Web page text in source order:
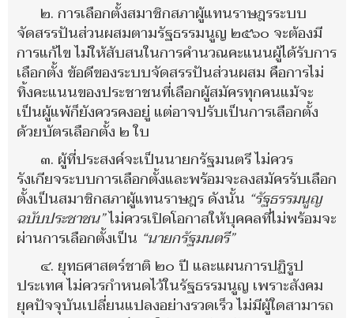
๒. การเลือกตั้งสมาชิกสภาผู้แทนราษฎรระบบ
จัดสรรปันส่วนผสมตามรัฐธรรมนูญ ๒๕๖๐ จะต้องมี
การแก้ไข ไม่ให้สับสนในการคำนวณคะแนนผู้ได้รับการ
เลือกตั้ง ข้อดีของระบบจัดสรรปันส่วนผสม คือการไม่
ทิ้งคะแนนของประชาชนที่เลือกผู้สมัครทุกคนแม้จะ
เป็นผู้แพ้ก็ยังควรคงอยู่ แต่อาจปรับเป็นการเลือกตั้ง
ด้วยบัตรเลือกตั้ง ๒ ใบ
๓. ผู้ที่ประสงค์จะเป็นนายกรัฐมนตรี ไม่ควร
รังเกียจระบบการเลือกตั้งและพร้อมจะลงสมัครรับเลือก
ตั้งเป็นสมาชิกสภาผู้แทนราษฎร ดังนั้น “รัฐธรรมนูญ
ฉบับประชาชน”ไม่ควรเปิดโอกาสให้บุคคลที่ไม่พร้อมจะ
ผ่านการเลือกตั้งเป็น “นายกรัฐมนตรี”
๔. ยุทธศาสตร์ชาติ ๒๐ ปี และแผนการปฏิรูป
ประเทศ ไม่ควรกำหนดไว้ในรัฐธรรมนูญ เพราะสังคม
ยุคปัจจุบันเปลี่ยนแปลงอย่างรวดเร็ว ไม่มีผู้ใดสามารถ